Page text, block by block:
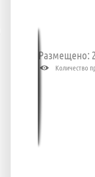
Размещено:
Количество